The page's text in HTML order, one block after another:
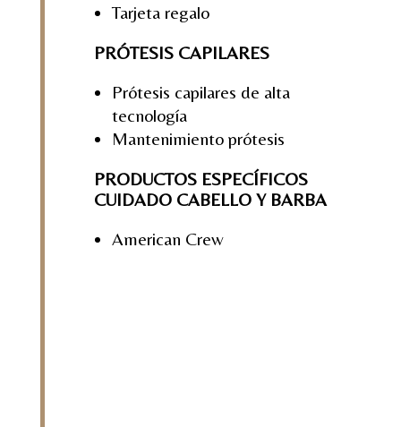
Tarjeta regalo
PRÓTESIS CAPILARES
Prótesis capilares de alta
tecnología
Mantenimiento prótesis
PRODUCTOS ESPECÍFICOS
CUIDADO CABELLO Y BARBA
American Crew